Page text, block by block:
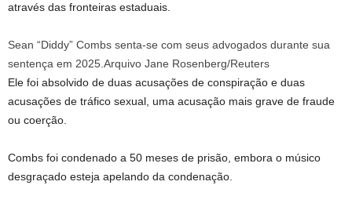
através das fronteiras estaduais.
Sean “Diddy” Combs senta-se com seus advogados durante sua
sentença em 2025. Arquivo Jane Rosenberg/Reuters
Ele foi absolvido de duas acusações de conspiração e duas
acusações de tráfico sexual, uma acusação mais grave de fraude
ou coerção.
Combs foi condenado a 50 meses de prisão, embora o músico
desgraçado esteja apelando da condenação.